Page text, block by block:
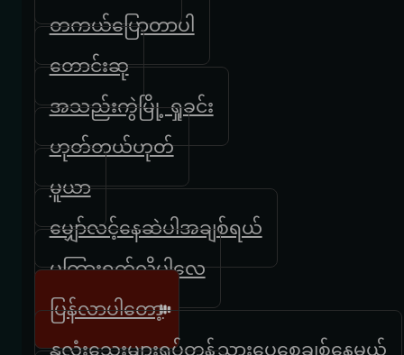
တကယ်ပြောတာပါ
တောင်းဆု
အသည်းကွဲမြို့ ရှုခင်း
ဟုတ်တယ်ဟုတ်
မူယာ
မျှော်လင့်နေဆဲပါအချစ်ရယ်
မကြားရက်လို့ပါလေ
ပြန်လာပါတော့
နှလုံးသွေးများရပ်တန့်သွားပေစေချစ်နေမယ်